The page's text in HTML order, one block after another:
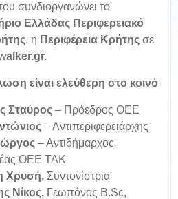
συνδιοργανώνει το
Ελλάδας Περιφερειακό
, η Περιφέρεια Κρήτης σε
είναι ελεύθερη στο κοινό
Σταύρος – Πρόεδρος ΟΕΕ
– Αντιπεριφερειάρχης
– Αντιδήμαρχος
ΟΕΕ ΤΑΚ
Χρυσή, Συντονίστρια
Νίκος, Γεωπόνος B.Sc,